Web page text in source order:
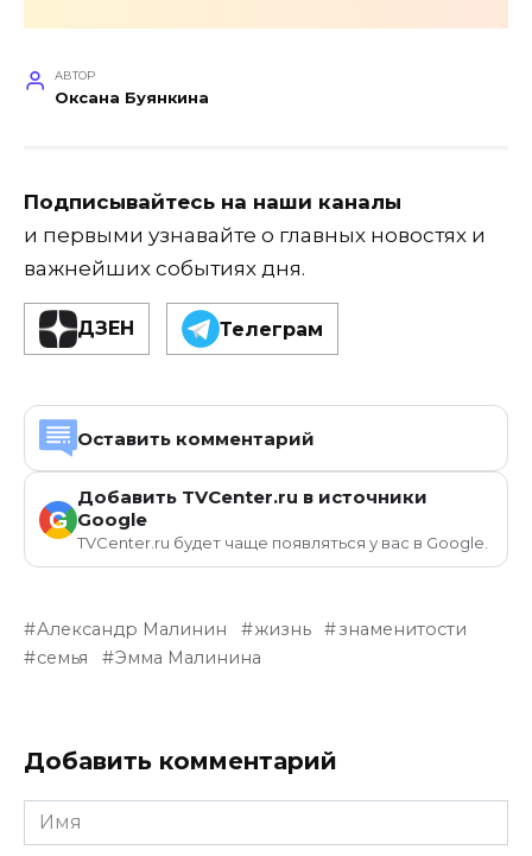
АВТОР
Оксана Буянкина
Подписывайтесь на наши каналы
и первыми узнавайте о главных новостях и
важнейших событиях дня.
ДЗЕН Телеграм
Оставить комментарий
G
Добавить TVCenter.ru в источники
Google
TVCenter.ru будет чаще появляться у вас в Google.
Александр Малинин жизнь
знаменитости
семья
Эмма Малинина
Добавить комментарий
Имя